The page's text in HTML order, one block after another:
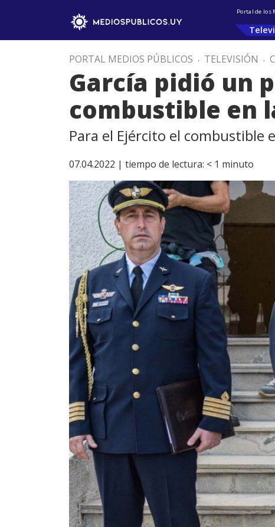
Portal de los
PORTAL MEDIOS PÚBLICOS . TELEVISIÓN .
García pidió un
combustible en
Para el Ejército el
07.04.2022 | tiempo de lectura: < 1 minuto